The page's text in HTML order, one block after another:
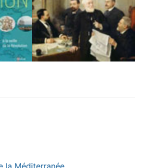
la Méditerranée